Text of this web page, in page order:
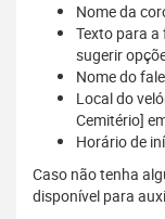
Nome da
Texto para
sugerir
Nome do
Local do
Cemitério]
Horário de
Caso não tenha
disponível para